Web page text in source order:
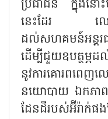
ប្រជាជន ក្នុងនោ
នេះដែរ លោកឯ
ដល់សហគមន៍អន្តរជាតិ
ដើម្បីជួយឧបត្ថម្ភ
នូវការគោរពពេញ
នយោបាយ ឯកភា
ដែនដីរបស់អ៊ីរ៉ាក់ផង